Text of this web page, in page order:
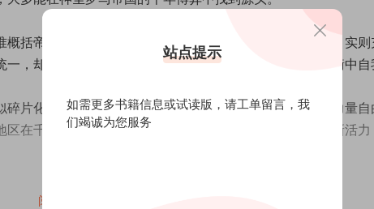
概括帝国的文明特质。看似繁杂、松散、无序的政治格局，实则
，却能容纳差异、包容多元，在不断的冲突、磨合、制衡中自
片化的结构，构建出极具活力的社会生态。它允许不同力量自
在千年时光里，持续孕育思想、艺术、法治与制度的创新活力
亡，但它留下的文明遗产从未退场。希尔以长远的历史视野证明
阅读全文
站点提示
如需更多书籍信息或试读版，请工单留言 ，我
们竭诚为您服务